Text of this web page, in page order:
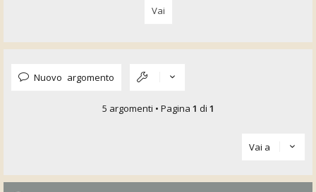
Nuovo argomento
5 argomenti • Pagina 1 di 1
Vai a